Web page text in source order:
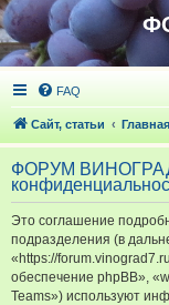
FAQ
Сайт, статьи
ФОРУМ
Это соглашение
подразделения (в
«https://
обеспечение phpBB»,
Teams») используют